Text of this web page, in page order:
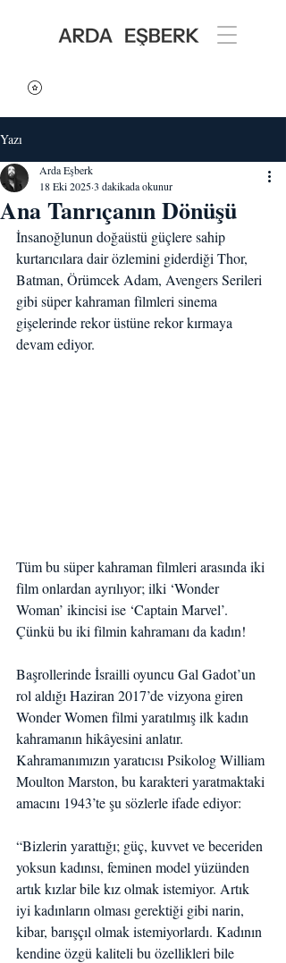
Yazı
Ana Tanrıçanın Dönüşü
Arda Eşberk
18 Eki 20253 dakikada okunur
İnsanoğlunun doğaüstü güçlere sahip
kurtarıcılara dair özlemini giderdiği Thor,
Batman, Örümcek Adam, Avengers Serileri
gibi süper kahraman filmleri sinema
gişelerinde rekor üstüne rekor kırmaya
devam ediyor.
Tüm bu süper kahraman filmleri arasında iki
film onlardan ayrılıyor; ilki ‘Wonder
Woman’ ikincisi ise ‘Captain Marvel’.
Çünkü bu iki filmin kahramanı da kadın!
Başrollerinde İsrailli oyuncu Gal Gadot’un
rol aldığı Haziran 2017’de vizyona giren
Wonder Women filmi yaratılmış ilk kadın
kahramanın hikâyesini anlatır.
Kahramanımızın yaratıcısı Psikolog William
Moulton Marston, bu karakteri yaratmaktaki
amacını 1943’te şu sözlerle ifade ediyor:
“Bizlerin yarattığı; güç, kuvvet ve beceriden
yoksun kadınsı, feminen model yüzünden
artık kızlar bile kız olmak istemiyor. Artık
iyi kadınların olması gerektiği gibi narin,
kibar, barışçıl olmak istemiyorlardı. Kadının
kendine özgü kaliteli bu özellikleri bile